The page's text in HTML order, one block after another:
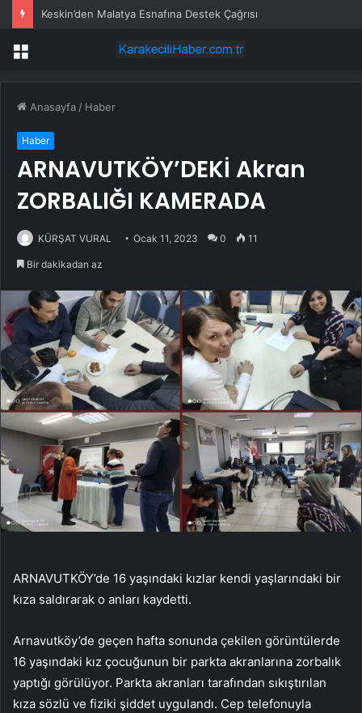
Keskin’den Malatya Esnafına Destek Çağrısı
Menü
Anasayfa / Haber
Haber
ARNAVUTKÖY’DEKİ Akran
ZORBALIĞI KAMERADA
KÜRŞAT VURAL Ocak 11, 2023 0 11
Bir dakikadan az
ARNAVUTKÖY’de 16 yaşındaki kızlar kendi yaşlarındaki bir
kıza saldırarak o anları kaydetti.
Arnavutköy’de geçen hafta sonunda çekilen görüntülerde
16 yaşındaki kız çocuğunun bir parkta akranlarına zorbalık
yaptığı görülüyor. Parkta akranları tarafından sıkıştırılan
kıza sözlü ve fiziki şiddet uygulandı. Cep telefonuyla